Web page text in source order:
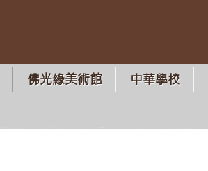
佛光緣美術館 中華學校